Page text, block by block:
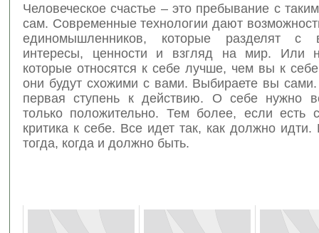
Человеческое счастье – это пребывание с
сам. Современные технологии дают
единомышленников, которые разделят с
интересы, ценности и взгляд на мир. Или
которые относятся к себе лучше, чем вы к
они будут схожими с вами. Выбираете вы
первая ступень к действию. О себе нужно
только положительно. Тем более, если есть
критика к себе. Все идет так, как должно идти.
тогда, когда и должно быть.